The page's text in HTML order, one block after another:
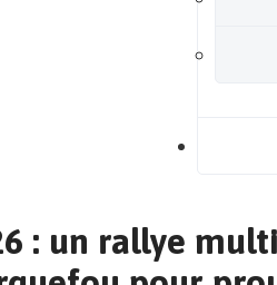
: un rallye